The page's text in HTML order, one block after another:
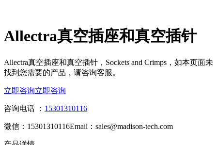
Allectra真空插座和真空插针
Allectra真空插座和真空插针，Sockets and Crimps，如本页面未
找到您需要的产品，请咨询客服。
立即咨询立即咨询
咨询电话 ： 15301310116
微信：15301310116Email：sales@madison-tech.com